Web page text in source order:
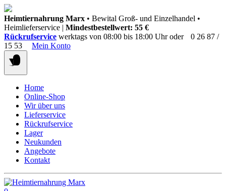
Springen
Sie
zum
Inhalt
Heimtiernahrung Marx • Bewital Groß- und Einzelhandel •
Heimlieferservice | Mindestbestellwert: 55 €
Rückrufservice werktags von 08:00 bis 18:00 Uhr oder
0 26 87 /
15 53
Mein Konto
Home
Online-Shop
Wir über uns
Lieferservice
Rückrufservice
Lager
Neukunden
Angebote
Kontakt